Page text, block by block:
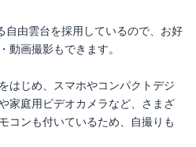
自由雲台を採用しているので、お好
動画撮影もできます。
はじめ、スマホやコンパクトデジ
家庭用ビデオカメラなど、さまざ
コンも付いているため、自撮りも